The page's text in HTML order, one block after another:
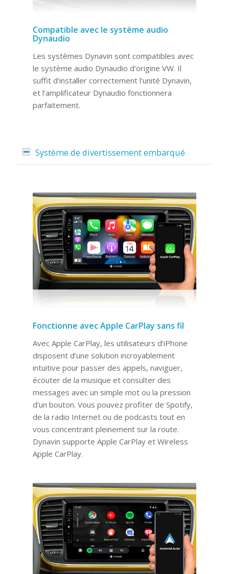
Compatible avec le système audio
Dynaudio
Les systèmes Dynavin sont compatibles avec
le système audio Dynaudio d’origine VW. Il
suffit d’installer correctement l’unité Dynavin,
et l’amplificateur Dynaudio fonctionnera
parfaitement.
Système de divertissement embarqué
Fonctionne avec Apple CarPlay sans fil
Avec Apple CarPlay, les utilisateurs d’iPhone
disposent d’une solution incroyablement
intuitive pour passer des appels, naviguer,
écouter de la musique et consulter des
messages avec un simple mot ou la pression
d’un bouton. Vous pouvez profiter de Spotify,
de la radio Internet ou de podcasts tout en
vous concentrant pleinement sur la route.
Dynavin supporte Apple CarPlay et Wireless
Apple CarPlay.